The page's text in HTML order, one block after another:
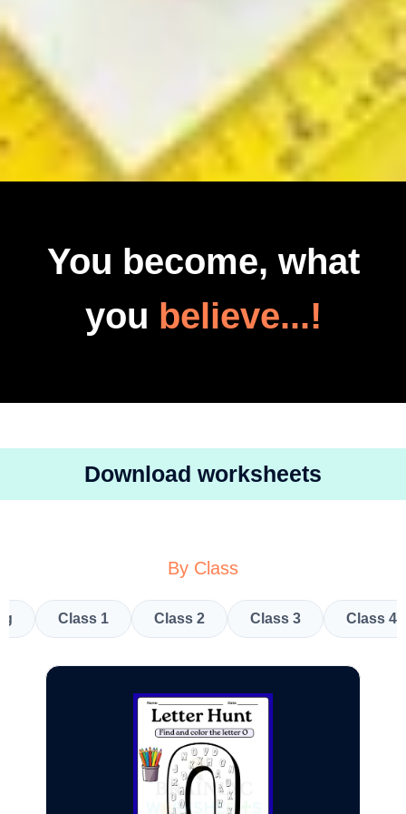
You become, what
you believe...!
Download worksheets
By Class
Class 1 Class 2 Class 3 Class 4